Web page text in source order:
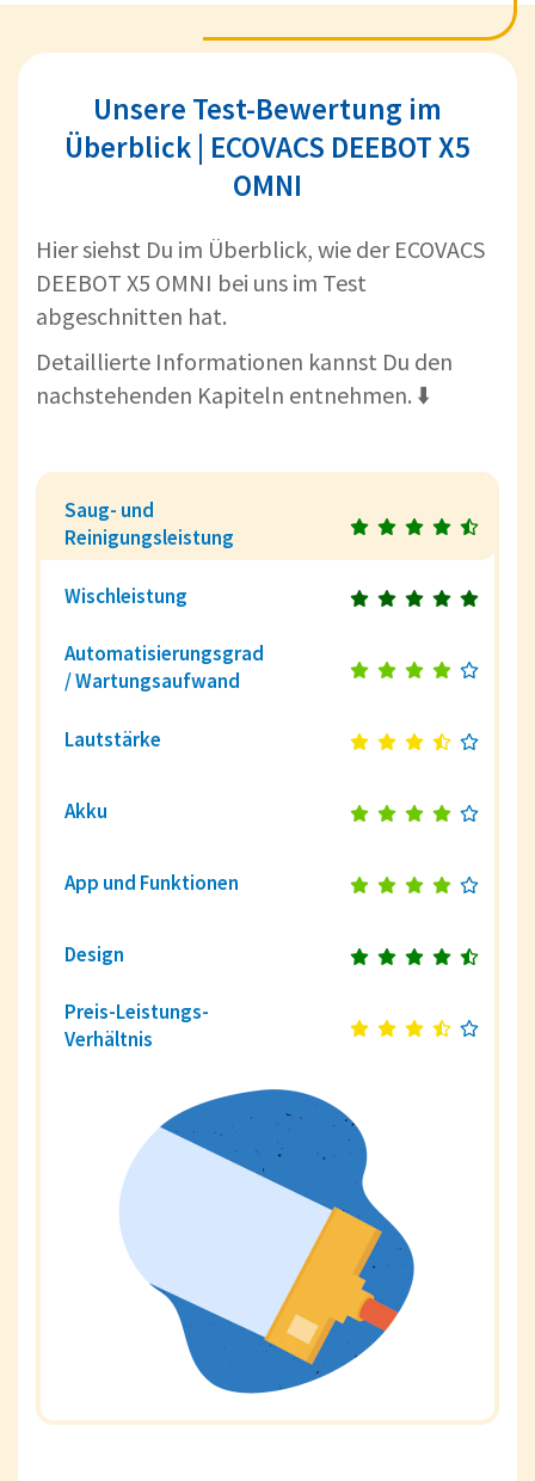
Unsere Test-Bewertung im
Überblick | ECOVACS DEEBOT X5
OMNI
Hier siehst Du im Überblick, wie der ECOVACS
DEEBOT X5 OMNI bei uns im Test
abgeschnitten hat.
Detaillierte Informationen kannst Du den
nachstehenden Kapiteln entnehmen. ⬇️
Saug- und
Reinigungsleistung
Wischleistung
Automatisierungsgrad
/ Wartungsaufwand
Lautstärke
Akku
App und Funktionen
Design
Preis-Leistungs-
Verhältnis